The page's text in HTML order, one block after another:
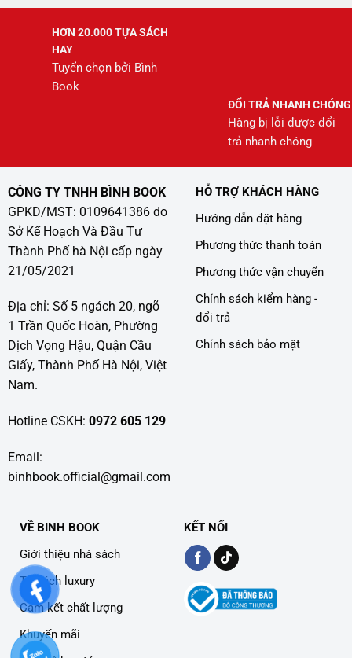
HƠN 20.000 TỰA SÁCH
HAY
Tuyển chọn bởi Bình
Book
ĐỔI TRẢ NHANH CHÓNG
Hàng bị lỗi được đổi
trả nhanh chóng
CÔNG TY TNHH BÌNH BOOK
GPKD/MST: 0109641386 do
Sở Kế Hoạch Và Đầu Tư
Thành Phố hà Nội cấp ngày
21/05/2021
Địa chỉ: Số 5 ngách 20, ngõ
1 Trần Quốc Hoàn, Phường
Dịch Vọng Hậu, Quận Cầu
Giấy, Thành Phố Hà Nội, Việt
Nam.
Hotline CSKH: 0972 605 129
Email:
binhbook.official@gmail.com
HỖ TRỢ KHÁCH HÀNG
Hướng dẫn đặt hàng
Phương thức thanh toán
Phương thức vận chuyển
Chính sách kiểm hàng -
đổi trả
Chính sách bảo mật
VỀ BINH BOOK
Giới thiệu nhà sách
Tủ sách luxury
Cam kết chất lượng
Khuyến mãi
KẾT NỐI